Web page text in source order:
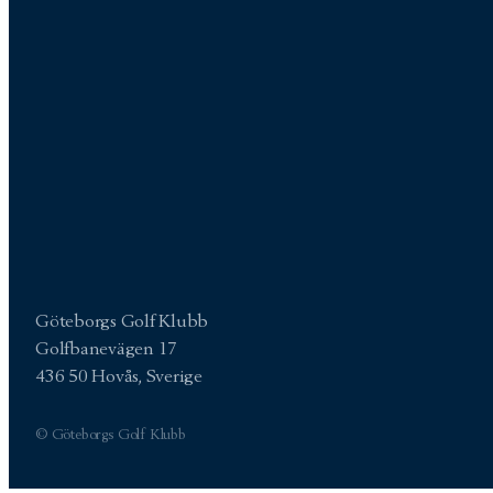
Göteborgs Golf Klubb
Golfbanevägen 17
436 50 Hovås, Sverige
© Göteborgs Golf Klubb